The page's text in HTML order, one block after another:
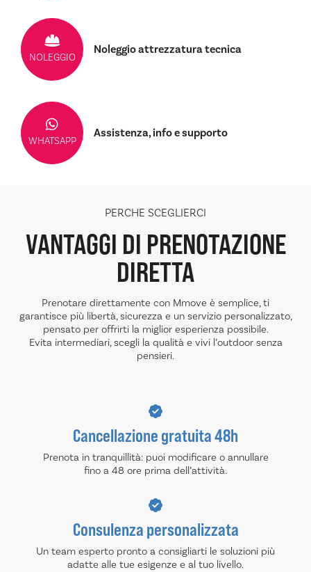
NOLEGGIO
Noleggio attrezzatura tecnica
WHATSAPP
Assistenza, info e supporto
PERCHE SCEGLIERCI
VANTAGGI DI PRENOTAZIONE
DIRETTA
Prenotare direttamente con Mmove è semplice, ti
garantisce più libertà, sicurezza e un servizio personalizzato,
pensato per offrirti la miglior esperienza possibile.
Evita intermediari, scegli la qualità e vivi l’outdoor senza
pensieri.
Cancellazione gratuita 48h
Prenota in tranquillità: puoi modificare o annullare
fino a 48 ore prima dell’attività.
Consulenza personalizzata
Un team esperto pronto a consigliarti le soluzioni più
adatte alle tue esigenze e al tuo livello.